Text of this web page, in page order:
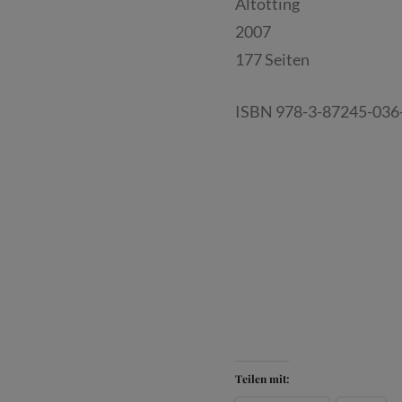
2007
177 Seiten
ISBN 978-3-87245-
Teilen mit: